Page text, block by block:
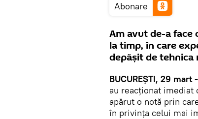
Abonare
Am avut de-a
la timp, în care
depășit de tehnica
BUCUREȘTI, 29
au reacționat imediat
apărut o notă prin
în privința celui mai